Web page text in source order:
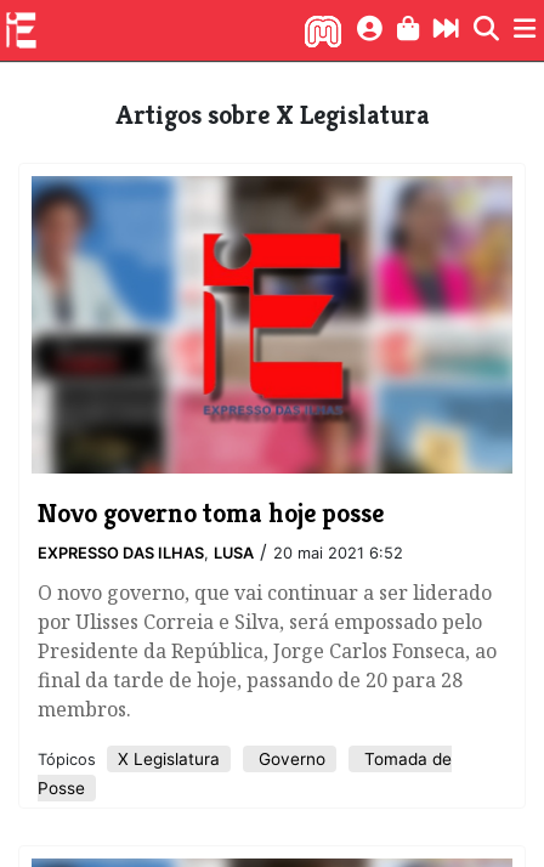
Artigos sobre X Legislatura
Novo governo toma hoje posse
EXPRESSO DAS ILHAS, LUSA / 20 mai 2021 6:52
O novo governo, que vai continuar a ser liderado
por Ulisses Correia e Silva, será empossado pelo
Presidente da República, Jorge Carlos Fonseca, ao
final da tarde de hoje, passando de 20 para 28
membros.
Tópicos X Legislatura Governo
Tomada de
Posse